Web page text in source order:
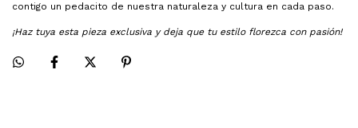
contigo un pedacito de nuestra naturaleza y cultura en cada paso.
¡Haz tuya esta pieza exclusiva y deja que tu estilo florezca con pasión!